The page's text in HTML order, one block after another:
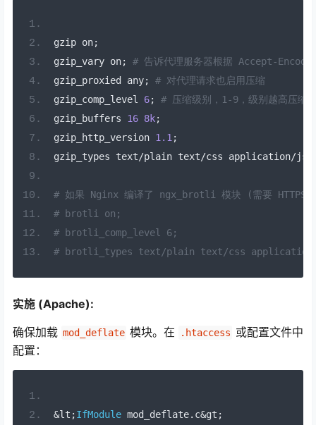
gzip on;
gzip_vary on;
# 告诉代理服务器根据 Accept-
gzip_proxied any;
# 对代理请求也启用压缩
gzip_comp_level 6;
# 压缩级别，1-9，级别越高压缩
gzip_buffers 16 8k;
gzip_http_version 1.1;
gzip_types text/plain text/css application/
# 如果 Nginx 编译了 ngx_brotli 模块 (需要 HTTPS)
# brotli on;
# brotli_comp_level 6;
# brotli_types text/plain text/css
实施 (Apache):
确保加载 mod_deflate 模块。在 .htaccess 或配置文件中
配置：
&lt ;IfModule mod_deflate. c&gt ;